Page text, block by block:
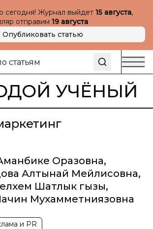
сегодня! Журнал выйдет 15 августа,
отправим 19 августа
Опубликовать статью
УЧЁНЫЙ
Оразовна,
Алтынай Мейлисовна,
Шатлык гызы,
Мухамметниязовна
и PR